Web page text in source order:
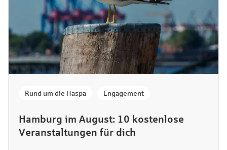
Hamburg im August: 10 kostenlose
Veranstaltungen für dich
Rund um die Haspa Engagement